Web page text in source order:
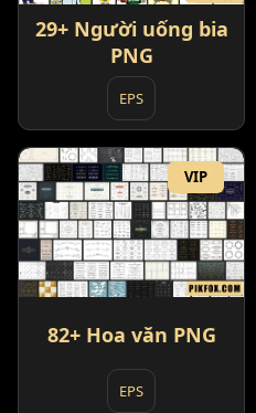
29+ Người uống bia
PNG
EPS
VIP
82+ Hoa văn PNG
EPS